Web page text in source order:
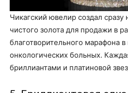
Чикагский ювелир создал сразу
чистого золота для продажи в
благотворительного марафона
онкологических больных.
бриллиантами и платиновой